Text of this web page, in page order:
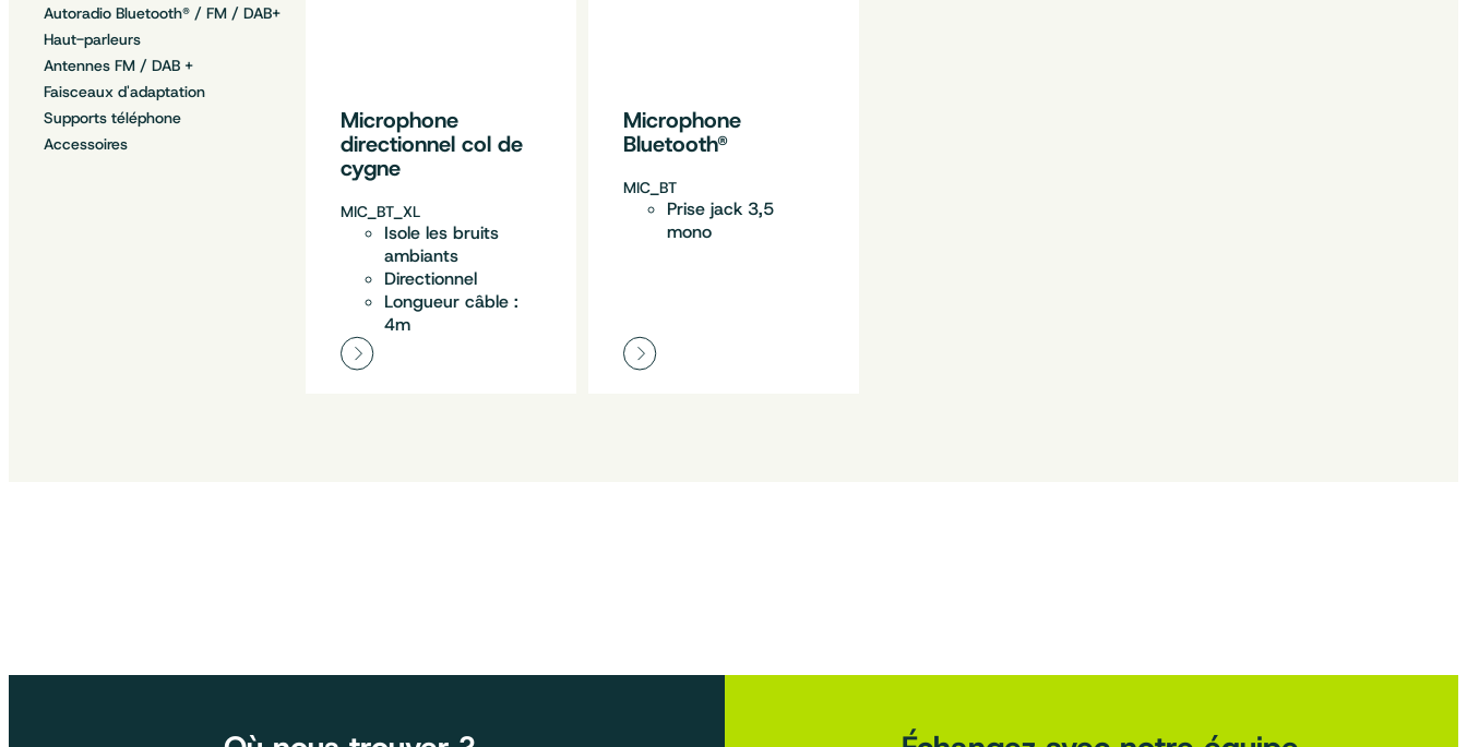
Autoradio Bluetooth® / FM / DAB+
Haut-parleurs
Antennes FM / DAB +
Faisceaux d'adaptation
Supports téléphone
Accessoires
Microphone
directionnel col de
cygne
MIC_BT_XL
Isole les bruits
ambiants
Directionnel
Longueur câble :
4m
Microphone
Bluetooth®
MIC_BT
Prise jack 3,5
mono